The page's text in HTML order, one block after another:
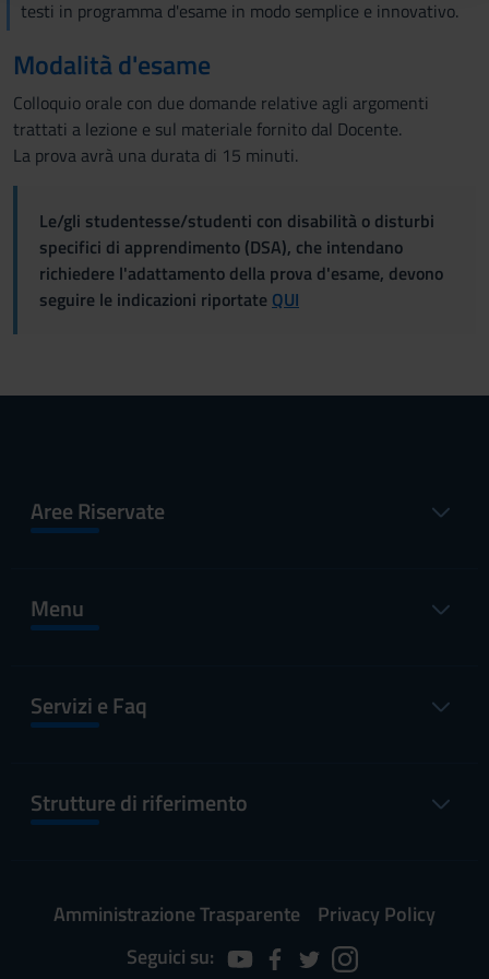
raccolto dal tuo utilizzo dei loro servizi.
testi in programma d'esame in modo semplice e innovativo.
Modalità d'esame
Colloquio orale con due domande relative agli argomenti
trattati a lezione e sul materiale fornito dal Docente.
La prova avrà una durata di 15 minuti.
Le/gli studentesse/studenti con disabilità o disturbi
specifici di apprendimento (DSA), che intendano
richiedere l'adattamento della prova d'esame, devono
seguire le indicazioni riportate QUI
Aree Riservate
Menu
Servizi e Faq
Strutture di riferimento
Amministrazione Trasparente
Privacy Policy
Seguici su: